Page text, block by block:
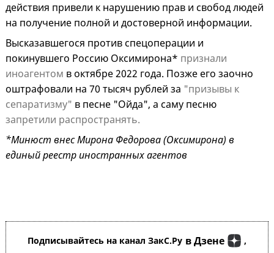
действия привели к нарушению прав и свобод людей
на получение полной и достоверной информации.
Высказавшегося против спецоперации и
покинувшего Россию Оксимирона* признали
иноагентом в октябре 2022 года. Позже его заочно
оштрафовали на 70 тысяч рублей за "призывы к
сепаратизму" в песне "Ойда", а саму песню
запретили распространять.
*Минюст внес Мирона Федорова (Оксимирона) в
единый реестр иностранных агентов
Подписывайтесь на канал ЗакС.Ру в Дзене ,